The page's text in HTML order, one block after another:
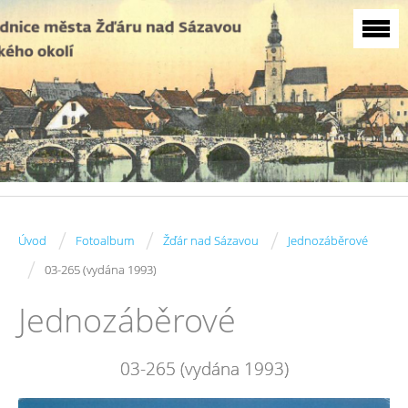
Úvod / Fotoalbum / Žďár nad Sázavou / Jednozáběrové
/ 03-265 (vydána 1993)
Jednozáběrové
03-265 (vydána 1993)